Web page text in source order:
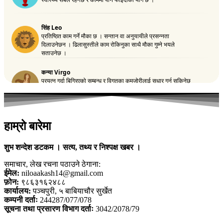
हाम्रो बारेमा
शुभ शन्देश डटकम । सत्य, तथ्य र निश्पक्ष खबर ।
समाचार, लेख रचना पठाउने ठेगाना:
ईमेल: niloaakash14@gmail.com
फ़ोन: ९८६३१६२४८८
कार्यालय: पञ्चपुरी, ५ बाबियाचौर सुर्खेत
कम्पनी दर्ताः 244287/077/078
सूचना तथा प्रसारण विभाग दर्ताः 3042/2078/79